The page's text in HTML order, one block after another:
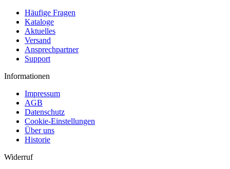
Häufige Fragen
Kataloge
Aktuelles
Versand
Ansprechpartner
Support
Informationen
Impressum
AGB
Datenschutz
Cookie-Einstellungen
Über uns
Historie
Widerruf